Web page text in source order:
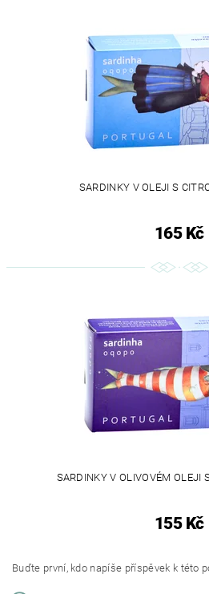
SARDINKY V OLEJI S
165 Kč
SARDINKY V OLIVOVÉM OLEJI
155 Kč
Buďte první, kdo napíše příspěvek k této